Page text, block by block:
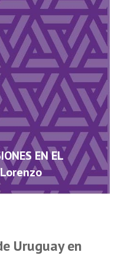
EN EL
Uruguay en